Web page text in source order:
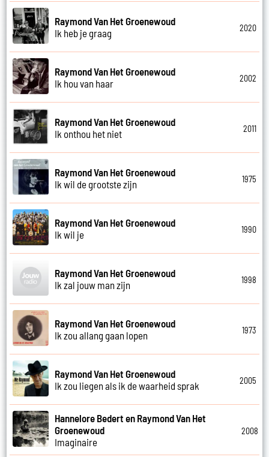
Raymond Van Het Groenewoud
Ik heb je graag
2020
Raymond Van Het Groenewoud
Ik hou van haar
2002
Raymond Van Het Groenewoud
Ik onthou het niet
2011
Raymond Van Het Groenewoud
Ik wil de grootste zijn
1975
Raymond Van Het Groenewoud
Ik wil je
1990
Raymond Van Het Groenewoud
Ik zal jouw man zijn
1998
Raymond Van Het Groenewoud
Ik zou allang gaan lopen
1973
Raymond Van Het Groenewoud
Ik zou liegen als ik de waarheid sprak
2005
Hannelore Bedert en Raymond Van Het
Groenewoud
Imaginaire
2008